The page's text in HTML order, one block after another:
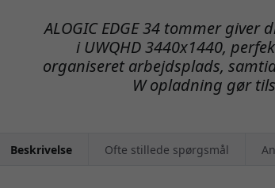
ALOGIC EDGE 34 tommer
i UWQHD 3440x1440,
organiseret arbejdsplads,
W opladning gør
Beskrivelse Ofte stillede spørgsmål